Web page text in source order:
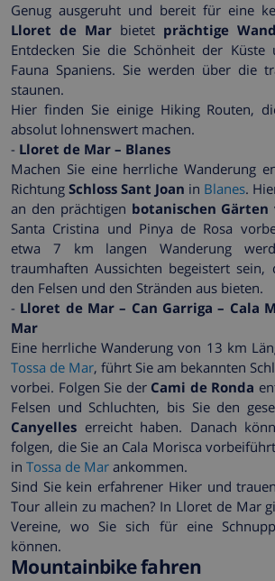
Genug ausgeruht und bereit für eine
Lloret de Mar bietet prächtige
Entdecken Sie die Schönheit der
Fauna Spaniens. Sie werden über die
staunen.
Hier finden Sie einige Hiking Routen,
absolut lohnenswert machen.
- Lloret de Mar – Blanes
Machen Sie eine herrliche Wanderung
Richtung Schloss Sant Joan in Blanes.
an den prächtigen botanischen Gärten
Santa Cristina und Pinya de Rosa
etwa 7 km langen Wanderung
traumhaften Aussichten begeistert
den Felsen und den Stränden aus bieten.
- Lloret de Mar – Can Garriga – Cala
Mar
Eine herrliche Wanderung von 13 km
Tossa de Mar, führt Sie am bekannten
vorbei. Folgen Sie der Cami de Ronda
Felsen und Schluchten, bis Sie den
Canyelles erreicht haben. Danach
folgen, die Sie an Cala Morisca
in Tossa de Mar ankommen.
Sind Sie kein erfahrener Hiker und
Tour allein zu machen? In Lloret de Mar
Vereine, wo Sie sich für eine
können.
Mountainbike fahren